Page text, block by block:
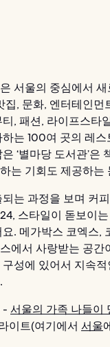
서울의 중심에서
집, 문화, 엔터테인
, 패션, 라이프스타
는 100여 곳의 레
‘별마당 도서관’
는 기회도 제공하는
는 과정을 보며 커
스타일이 돋보이
. 메가박스 코엑스,
에서 사랑받는 공
성에 있어서 지속
- 서울의 가족 나들이
이트(여기에서 서울